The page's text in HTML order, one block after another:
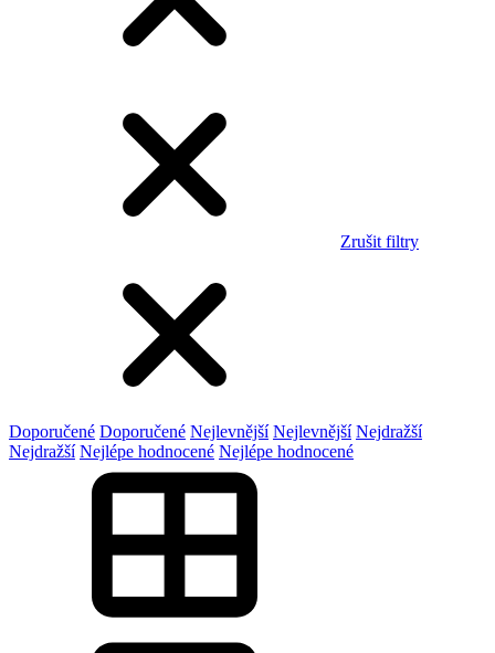
Zrušit filtry
Doporučené Doporučené Nejlevnější Nejlevnější Nejdražší
Nejdražší Nejlépe hodnocené Nejlépe hodnocené